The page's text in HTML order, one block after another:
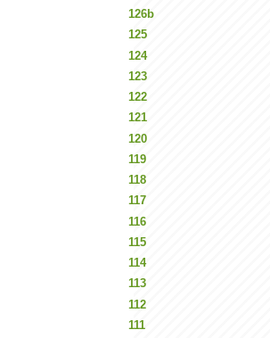
126b
125
124
123
122
121
120
119
118
117
116
115
114
113
112
111